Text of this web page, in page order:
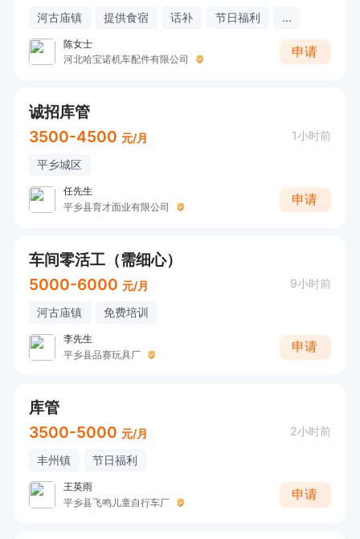
河古庙镇 提供食宿 话补 节日福利 ...
陈女士
河北哈宝诺机车配件有限公司
申请
诚招库管
3500-4500 元/月 1小时前
平乡城区
任先生
平乡县育才面业有限公司
申请
车间零活工（需细心）
5000-6000 元/月 9小时前
河古庙镇 免费培训
李先生
平乡县品赛玩具厂
申请
库管
3500-5000 元/月 2小时前
丰州镇 节日福利
王英雨
平乡县飞鸣儿童自行车厂
申请